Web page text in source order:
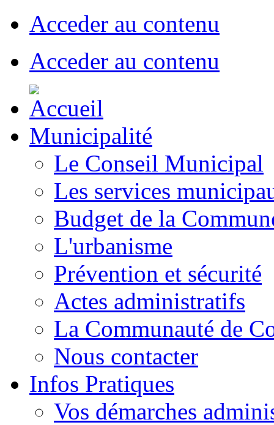
Acceder au contenu
Acceder au contenu
Municipalité
Le Conseil Municipal
Les services
Budget de la
L'urbanisme
Prévention et sécurité
Actes administratifs
La Communauté de
Nous contacter
Infos Pratiques
Vos démarches